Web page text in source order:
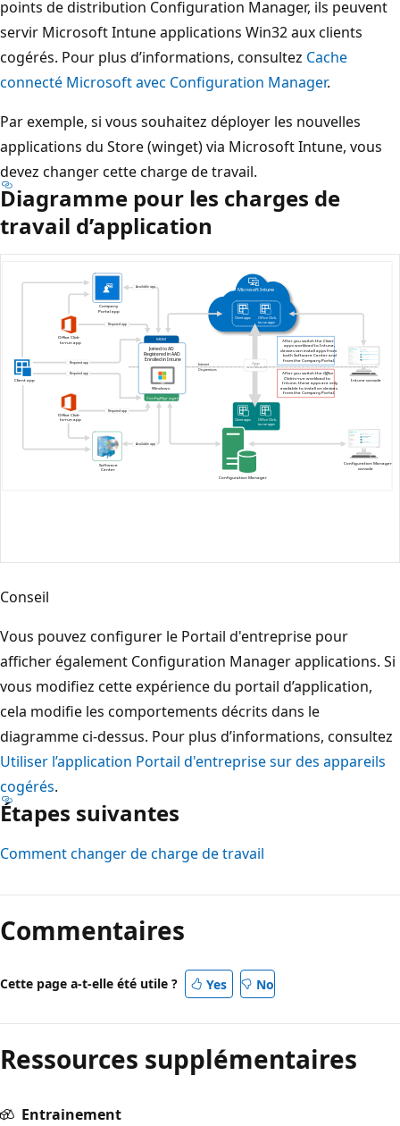
points de distribution Configuration Manager, ils peuvent
servir Microsoft Intune applications Win32 aux clients
cogérés. Pour plus d’informations, consultez Cache
connecté Microsoft avec Configuration Manager.
Par exemple, si vous souhaitez déployer les nouvelles
applications du Store (winget) via Microsoft Intune, vous
devez changer cette charge de travail.
Diagramme pour les charges de
travail d’application
Conseil
Vous pouvez configurer le Portail d'entreprise pour
afficher également Configuration Manager applications. Si
vous modifiez cette expérience du portail d’application,
cela modifie les comportements décrits dans le
diagramme ci-dessus. Pour plus d’informations, consultez
Utiliser l’application Portail d'entreprise sur des appareils
cogérés.
Étapes suivantes
Comment changer de charge de travail
Commentaires
Cette page a-t-elle été utile ? Yes No
Ressources supplémentaires
Entrainement